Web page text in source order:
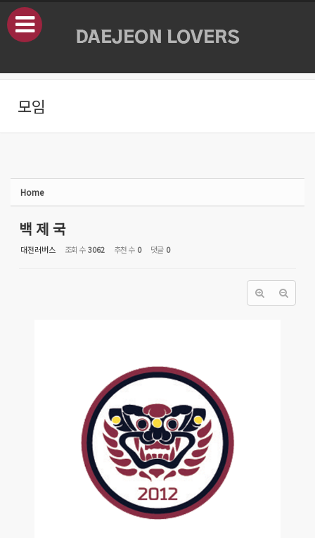
본문으로 바로가기
모임
Home
백 제 국
대전러버스 조회 수3062 추천 수 0 댓글 0
Sketchbook5, 스케치북5